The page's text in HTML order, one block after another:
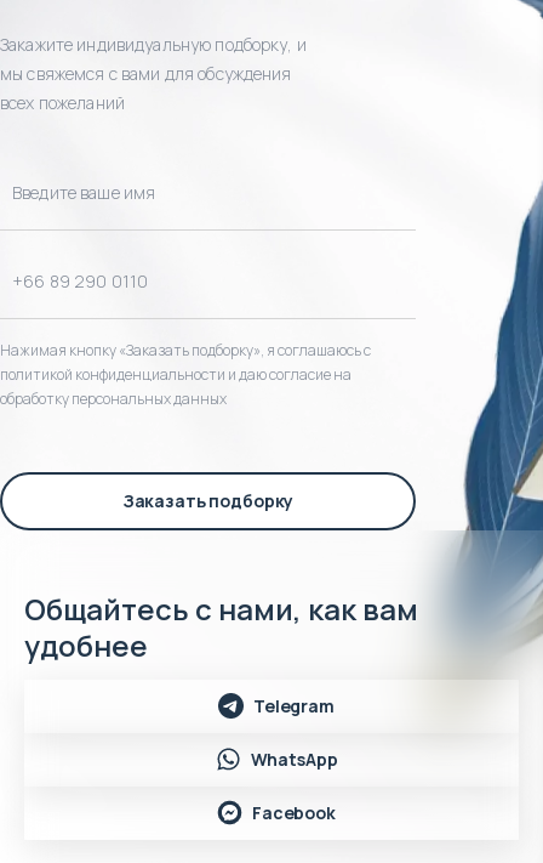
Закажите индивидуальную подборку, и
мы свяжемся с вами для обсуждения
всех пожеланий
Нажимая кнопку «Заказать подборку», я соглашаюсь с
политикой конфиденциальности и даю согласие на
обработку персональных данных
Заказать подборку
Общайтесь с нами, как вам
удобнее
Telegram
WhatsApp
Facebook